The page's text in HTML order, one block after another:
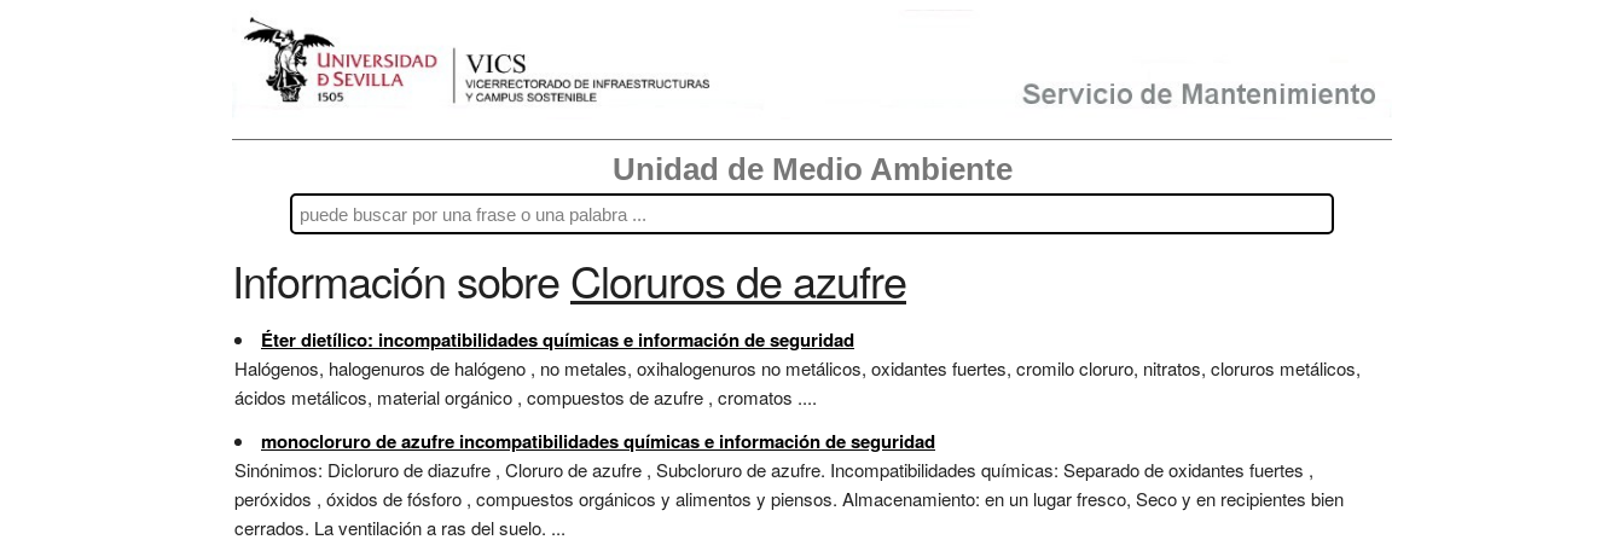
Unidad de Medio Ambiente
Información sobreCloruros de azufre
Éter dietílico: incompatibilidades químicas e información de seguridad
Halógenos, halogenuros de halógeno , no metales, oxihalogenuros no metálicos, oxidantes fuertes, cromilo cloruro, nitratos, cloruros metálicos,
ácidos metálicos, material orgánico , compuestos de azufre , cromatos ....
monocloruro de azufre incompatibilidades químicas e información de seguridad
Sinónimos: Dicloruro de diazufre , Cloruro de azufre , Subcloruro de azufre. Incompatibilidades químicas: Separado de oxidantes fuertes ,
peróxidos , óxidos de fósforo , compuestos orgánicos y alimentos y piensos. Almacenamiento: en un lugar fresco, Seco y en recipientes bien
cerrados. La ventilación a ras del suelo. ...